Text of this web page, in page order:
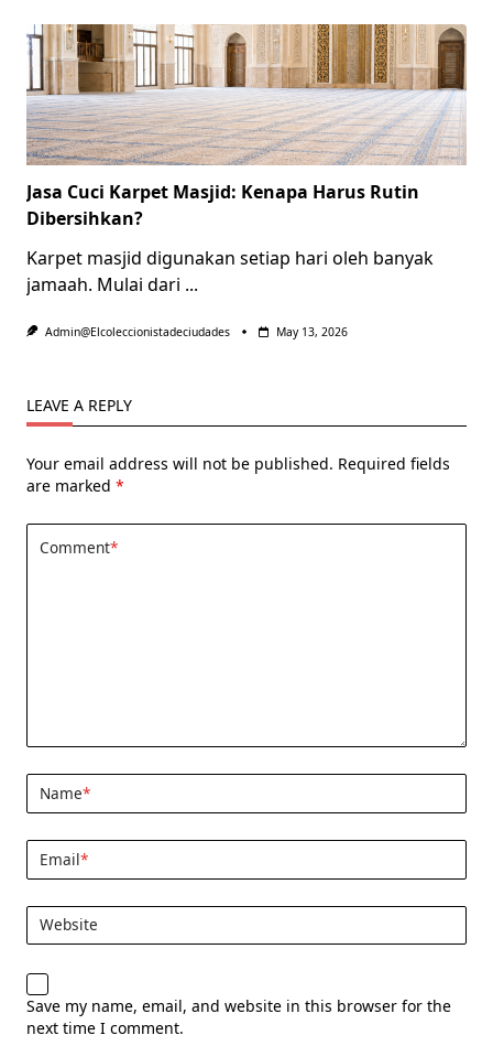
Jasa Cuci Karpet Masjid: Kenapa Harus Rutin
Dibersihkan?
Karpet masjid digunakan setiap hari oleh banyak
jamaah. Mulai dari ...
Admin@elcoleccionistadeciudades May 13, 2026
LEAVE A REPLY
Your email address will not be published. Required fields
are marked *
Comment*
Name*
Email*
Website
Save my name, email, and website in this browser for the
next time I comment.